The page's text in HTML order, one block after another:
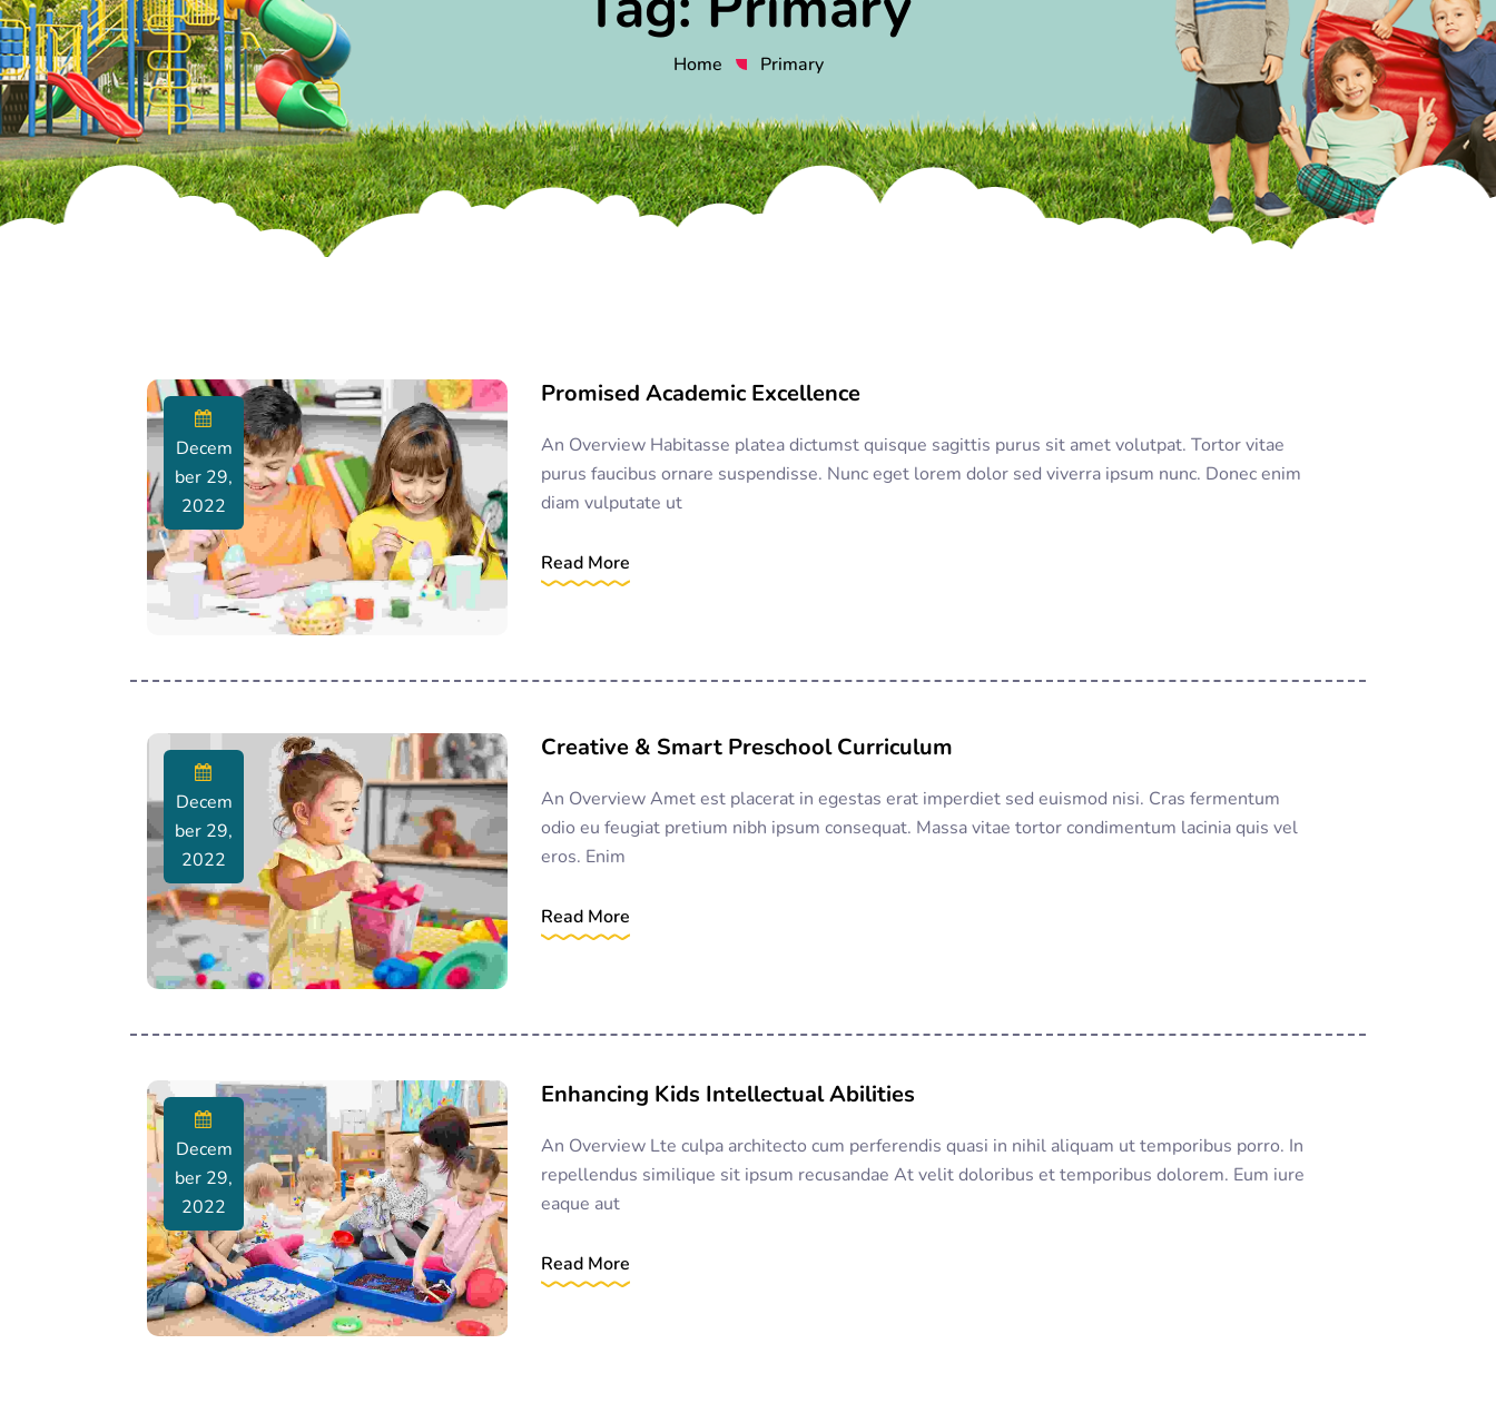
Home Primary
Decem
Ber 29,
2022
Promised Academic Excellence
An Overview Habitasse platea dictumst quisque sagittis purus sit amet volutpat. Tortor vitae
purus faucibus ornare suspendisse. Nunc eget lorem dolor sed viverra ipsum nunc. Donec enim
diam vulputate ut
Read More
Decem
Ber 29,
2022
Creative & Smart Preschool Curriculum
An Overview Amet est placerat in egestas erat imperdiet sed euismod nisi. Cras fermentum
odio eu feugiat pretium nibh ipsum consequat. Massa vitae tortor condimentum lacinia quis vel
eros. Enim
Read More
Decem
Ber 29,
2022
Enhancing Kids Intellectual Abilities
An Overview Lte culpa architecto cum perferendis quasi in nihil aliquam ut temporibus porro. In
repellendus similique sit ipsum recusandae At velit doloribus et temporibus dolorem. Eum iure
eaque aut
Read More